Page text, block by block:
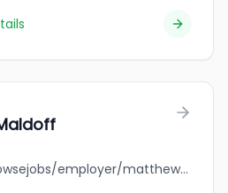
jobbank.gc.ca/browsejobs/employer/matthew+maldoff/ca